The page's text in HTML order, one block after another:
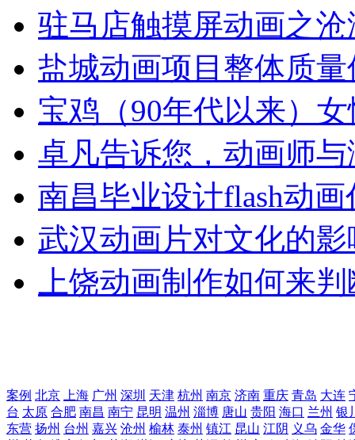
驻马店触摸屏动画之
盐城动画项目整体质
宝鸡（90年代以来）
卓凡告诉您，动画师
南昌毕业设计flash动
武汉动画片对文化的影
上饶动画制作如何来
案例 北京 上海 广州 深圳 天津 杭州 南京 济南 重庆 青岛 大连
台 太原 合肥 南昌 南宁 昆明 温州 淄博 唐山 贵阳 海口 兰州 银
东营 扬州 台州 嘉兴 沧州 榆林 泰州 镇江 昆山 江阴 义乌 金华